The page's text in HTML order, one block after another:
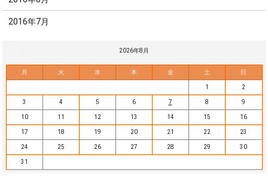
2016年7月
2026年8月
月 火 水 木 金 土 日
1 2
3 4 5 6 7 8 9
10 11 12 13 14 15 16
17 18 19 20 21 22 23
24 25 26 27 28 29 30
31